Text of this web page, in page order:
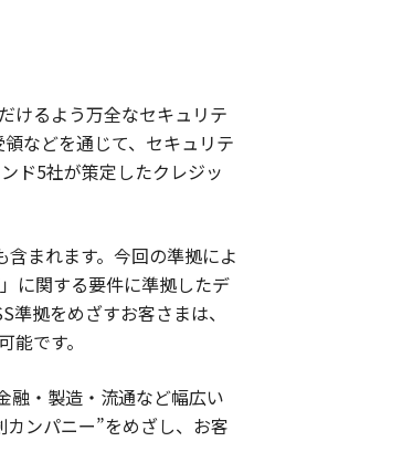
けるよう万全なセキュリテ
などを通じて、セキュリテ
ド5社が策定したクレジッ
まれます。今回の準拠によ
に関する要件に準拠したデ
拠をめざすお客さまは、
です。
融・製造・流通など幅広い
ンパニー”をめざし、お客